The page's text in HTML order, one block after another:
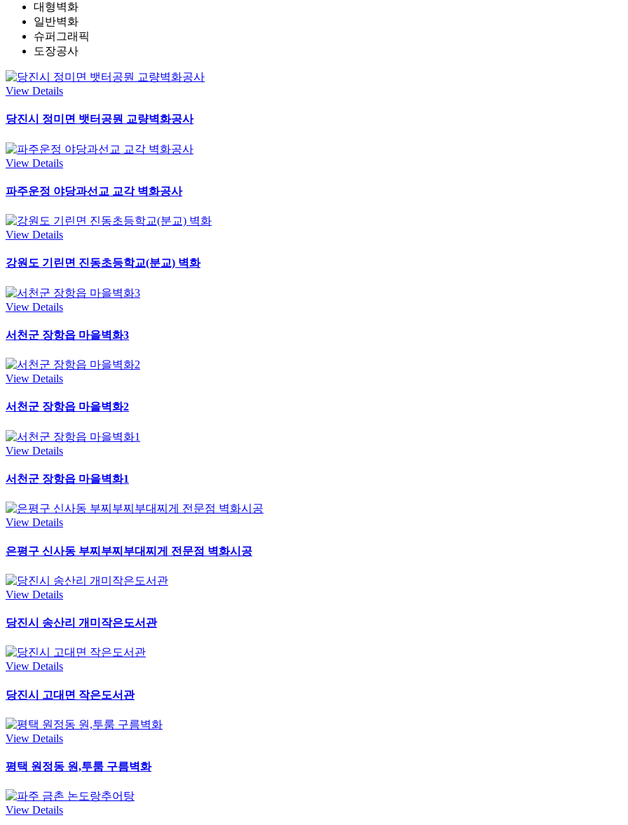
대형벽화
일반벽화
슈퍼그래픽
도장공사
View Details
당진시 정미면 뱃터공뭔 교량벽화공사
View Details
파주운정 야당과선교 교각 벽화공사
View Details
강원도 기린면 진동초등학교(분교) 벽화
View Details
서천군 장항읍 마을벽화3
View Details
서천군 장항읍 마을벽화2
View Details
서천군 장항읍 마을벽화1
View Details
은평구 신사동 부찌부찌부대찌게 전문점 벽화시공
View Details
당진시 송산리 개미작은도서관
View Details
당진시 고대면 작은도서관
View Details
평택 원정동 원,투룸 구름벽화
View Details